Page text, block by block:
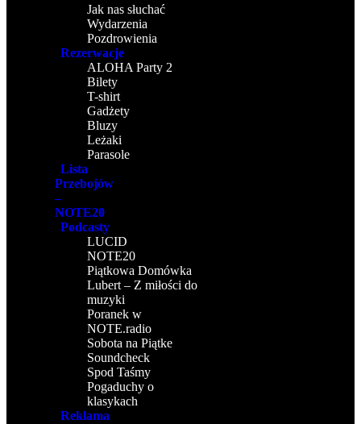
Jak nas słuchać
Wydarzenia
Pozdrowienia
Rezerwacje
ALOHA Party 2
Bilety
T-shirt
Gadżety
Bluzy
Leżaki
Parasole
Lista
Przebojów
–
NOTE20
Podcasty
LUCID
NOTE20
Piątkowa Domówka
Lubert – Z miłości do
muzyki
Poranek w
NOTE.radio
Sobota na Piątke
Soundcheck
Spod Taśmy
Pogaduchy o
klasykach
Reklama